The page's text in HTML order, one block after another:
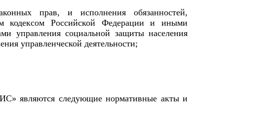
прав, и исполнения обязанностей,
кодексом Российской Федерации и иными
управления социальной защиты населения
управленческой деятельности;
являются следующие нормативные акты и